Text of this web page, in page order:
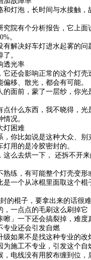
和灯泡，长时间与水接触，
究院有个分析报告，它上面
。
有解决好车灯进水起雾的问
。
透光率
它还会影响正常的这个灯壳
移、散光，都会有可能。
的面前，蒙了一层纱，你光
点什么东西，我不晓得，光
况。
灯困难
，你比如说是这种大众、别
用的是冷胶密封的。
么去烘一下，
还拆不开
熟练，有可能整个灯壳变形
是一个从冰棍里面取这个棍
的棍子，要拿出来的话很难
，一点点的毛刷这么刷掉它
」一下还会搞裂掉，难度
专业还会引发自燃
级如果不是找这种专业的改
施工不专业，引发这个自
，电线没有用胶布缠到位，